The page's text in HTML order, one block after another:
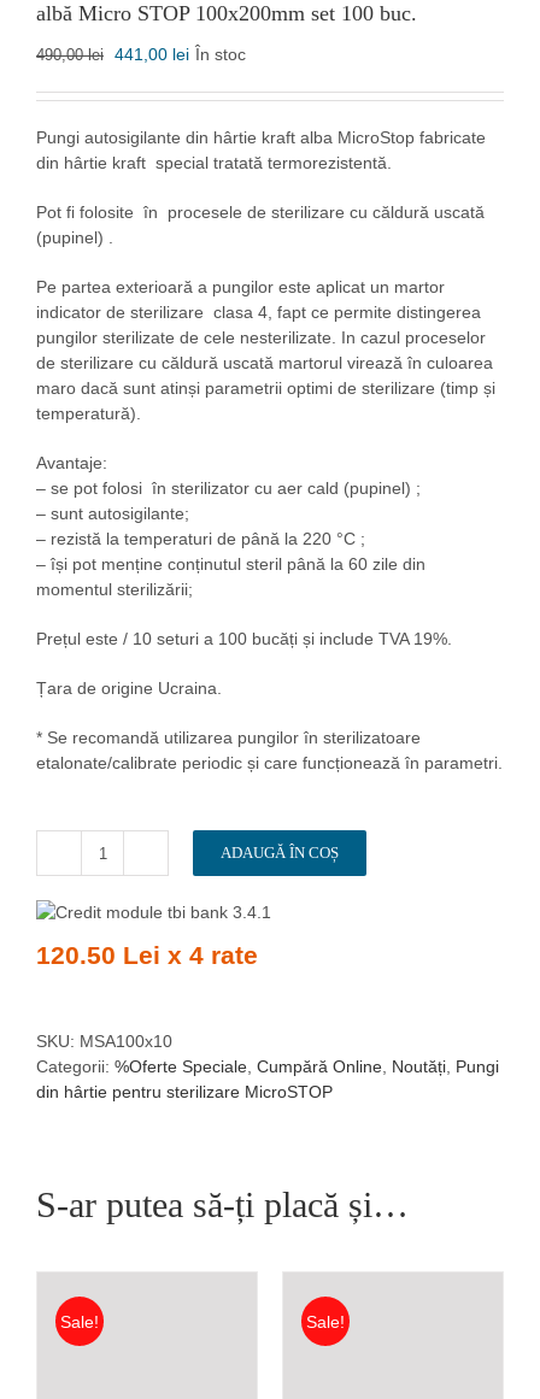
albă Micro STOP 100x200mm set 100 buc.
490,00lei Prețul
a
fost:
490,00 lei.
441,00 leiPrețul
este:
441,00 lei.
În stoc
Pungi autosigilante din hârtie kraft alba MicroStop fabricate
din hârtie kraft special tratată termorezistentă.
Pot fi folosite în procesele de sterilizare cu căldură uscată
(pupinel) .
Pe partea exterioară a pungilor este aplicat un martor
indicator de sterilizare clasa 4, fapt ce permite distingerea
pungilor sterilizate de cele nesterilizate. In cazul proceselor
de sterilizare cu căldură uscată martorul virează în culoarea
maro dacă sunt atinși parametrii optimi de sterilizare (timp și
temperatură).
Avantaje:
– se pot folosi în sterilizator cu aer cald (pupinel) ;
– sunt autosigilante;
– rezistă la temperaturi de până la 220 °C ;
– își pot menține conținutul steril până la 60 zile din
momentul sterilizării;
Prețul este / 10 seturi a 100 bucăți și include TVA 19%.
Țara de origine Ucraina.
* Se recomandă utilizarea pungilor în sterilizatoare
etalonate/calibrate periodic și care funcționează în parametri.
Cantitate
10
pungi
din
hârtie
albă
100
ADAUGĂ ÎN COȘ
120.50 Lei x 4 rate
SKU: MSA100x10
Categorii: %Oferte Speciale, Cumpără Online, Noutăți, Pungi
din hârtie pentru sterilizare MicroSTOP
S-ar putea să-ți placă și…
Sale! Sale!